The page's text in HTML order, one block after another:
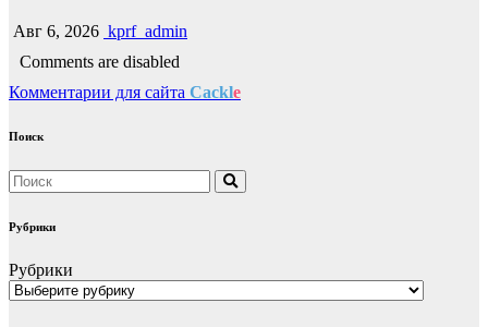
Авг 6, 2026 kprf_admin
Comments are disabled
Комментарии для сайта Cackle
Поиск
Рубрики
Рубрики